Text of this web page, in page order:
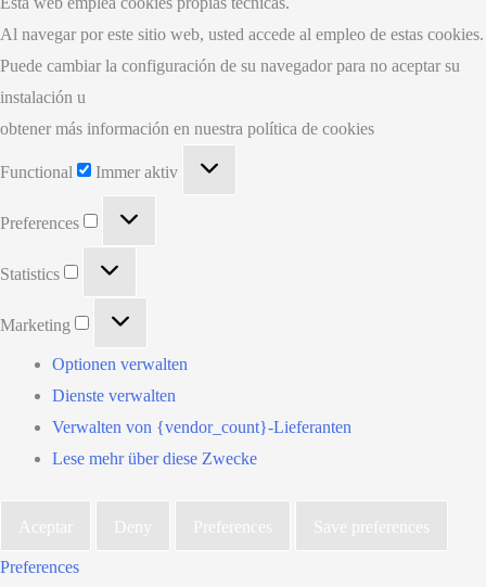
Al navegar por este sitio web, usted accede al empleo de estas cookies.
Puede cambiar la configuración de su navegador para no aceptar su
instalación u
obtener más información en nuestra política de cookies
Functional Immer aktiv
Preferences
Preferences
Statistics
Statistics
Marketing
Marketing
Optionen verwalten
Dienste verwalten
Verwalten von {vendor_count}-Lieferanten
Lese mehr über diese Zwecke
Aceptar Deny Preferences Save preferences
Preferences